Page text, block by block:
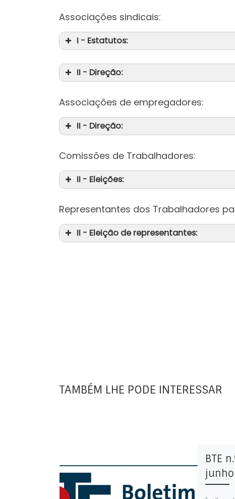
Associações sindicais:
I - Estatutos:
II - Direção:
Associações de empregadores:
II - Direção:
Comissões de Trabalhadores:
II - Eleições:
Representantes dos Trabalhadores
II - Eleição de representantes:
TAMBÉM LHE PODE INTERESSAR
BTE